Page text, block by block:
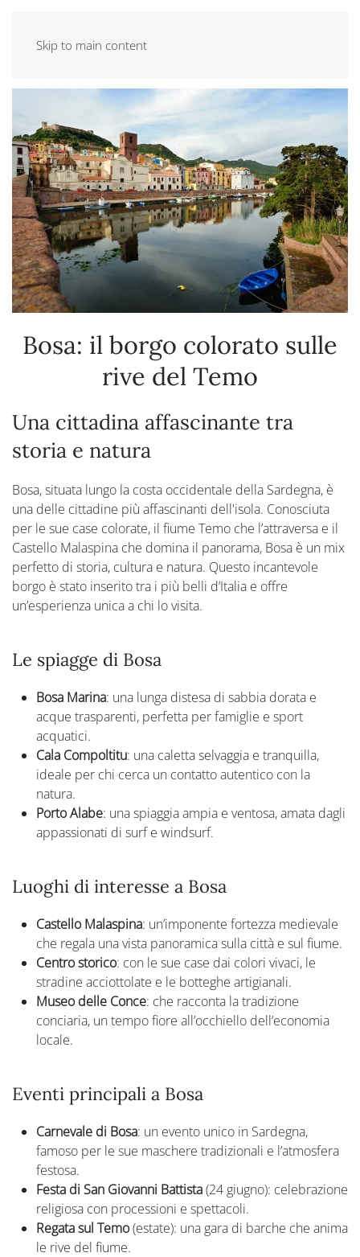
Skip to main content
Bosa: il borgo colorato sulle
rive del Temo
Una cittadina affascinante tra
storia e natura
Bosa, situata lungo la costa occidentale della Sardegna, è
una delle cittadine più affascinanti dell'isola. Conosciuta
per le sue case colorate, il fiume Temo che l’attraversa e il
Castello Malaspina che domina il panorama, Bosa è un mix
perfetto di storia, cultura e natura. Questo incantevole
borgo è stato inserito tra i più belli d’Italia e offre
un’esperienza unica a chi lo visita.
Le spiagge di Bosa
Bosa Marina: una lunga distesa di sabbia dorata e
acque trasparenti, perfetta per famiglie e sport
acquatici.
Cala Compoltitu: una caletta selvaggia e tranquilla,
ideale per chi cerca un contatto autentico con la
natura.
Porto Alabe: una spiaggia ampia e ventosa, amata dagli
appassionati di surf e windsurf.
Luoghi di interesse a Bosa
Castello Malaspina: un’imponente fortezza medievale
che regala una vista panoramica sulla città e sul fiume.
Centro storico: con le sue case dai colori vivaci, le
stradine acciottolate e le botteghe artigianali.
Museo delle Conce: che racconta la tradizione
conciaria, un tempo fiore all’occhiello dell’economia
locale.
Eventi principali a Bosa
Carnevale di Bosa: un evento unico in Sardegna,
famoso per le sue maschere tradizionali e l’atmosfera
festosa.
Festa di San Giovanni Battista(24 giugno): celebrazione
religiosa con processioni e spettacoli.
Regata sul Temo(estate): una gara di barche che anima
le rive del fiume.